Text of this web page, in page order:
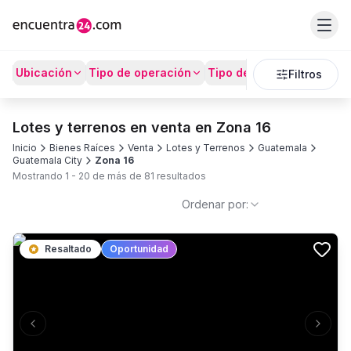
Ubicación Tipo de operación Tipo de Propiedad
Filtros
Lotes y terrenos en venta en Zona 16
Inicio Bienes Raíces Venta Lotes y Terrenos
Guatemala
Guatemala City
Zona 16
Mostrando 1 - 20 de más de 81 resultados
Ordenar por:
Previous slide Next
Resaltado Oportunidad